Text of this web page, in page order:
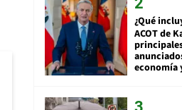
¿Qué
ACOT de
economía